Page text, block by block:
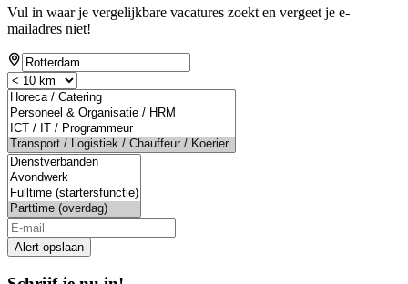
Vul in waar je vergelijkbare vacatures zoekt en vergeet je e-
mailadres niet!
Alert opslaan